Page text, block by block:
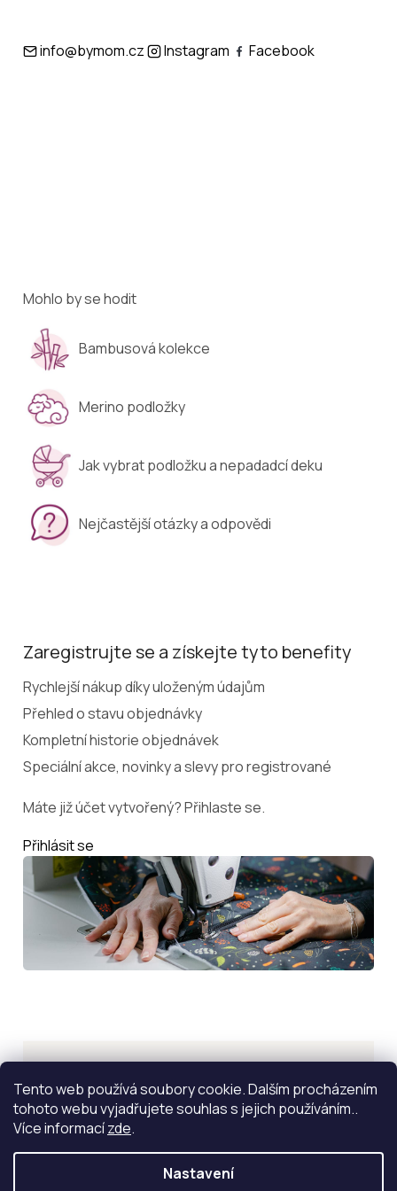
Tento web používá soubory cookie. Dalším procházením
tohoto webu vyjadřujete souhlas s jejich používáním..
Více informacízde.
Nastavení
info@bymom.cz Instagram Facebook
Mohlo by se hodit
Bambusová kolekce
Merino podložky
Jak vybrat podložku a nepadadcí deku
Nejčastější otázky a odpovědi
Zaregistrujte se a získejte tyto benefity
Rychlejší nákup díky uloženým údajům
Přehled o stavu objednávky
Kompletní historie objednávek
Speciální akce, novinky a slevy pro registrované
Máte již účet vytvořený? Přihlaste se.
Přihlásit se
Inspirace
ZOBRAZIT VÍCE